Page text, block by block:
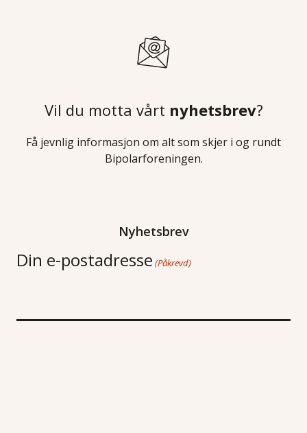
Vil du motta vårt nyhetsbrev?
Få jevnlig informasjon om alt som skjer i og rundt
Bipolarforeningen.
Nyhetsbrev
Din e-postadresse (Påkrevd)